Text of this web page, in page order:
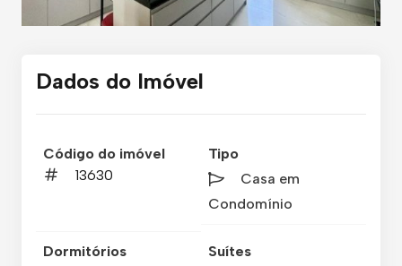
Dados do Imóvel
Código do imóvel
13630
Tipo
Casa em
Condomínio
Dormitórios
Suítes